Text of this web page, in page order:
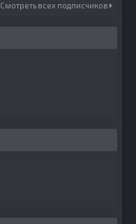
Смотреть всех подписчиков